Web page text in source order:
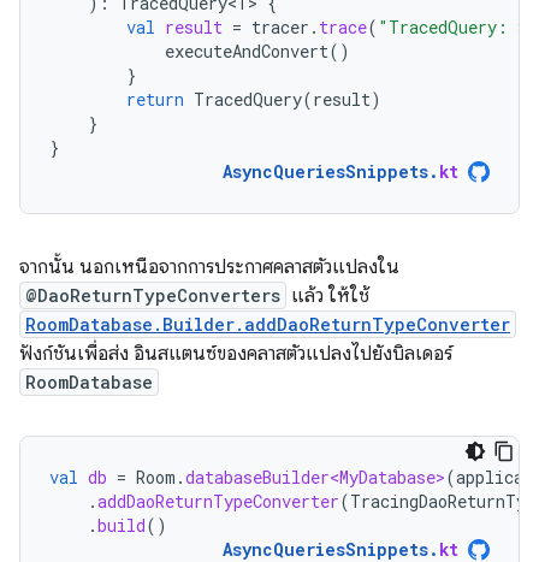
val result = tracer . trace( "TracedQuery: ${
executeAndConvert()
}
return TracedQuery(result)
}
}
AsyncQueriesSnippets. kt
จากนั้น นอกเหนือจากการประกาศคลาสตัวแปลงใน
@DaoReturnTypeConverters แล้ว ให้ใช้
RoomDatabase.Builder.addDaoReturnTypeConverter
ฟังก์ชันเพื่อส่ง อินสแตนซ์ของคลาสตัวแปลงไปยังบิลเดอร์
RoomDatabase
val db = Room .databaseBuilder<MyDatabase>(
.addDaoReturnTypeConverter(
.build()
AsyncQueriesSnippets. kt